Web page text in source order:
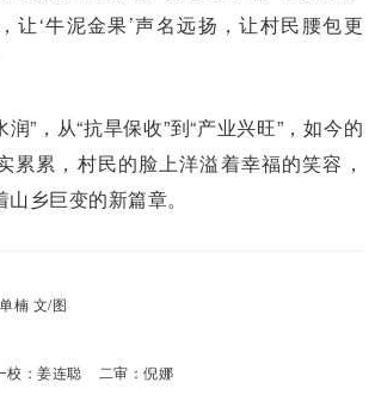
让‘牛泥金果’声名远扬，让村民腰包更
润”，从“抗旱保收”到“产业兴旺”，如今的
累累，村民的脸上洋溢着幸福的笑容，
乡巨变的新篇章。
楠 文/图
： 姜连聪 二审：倪娜